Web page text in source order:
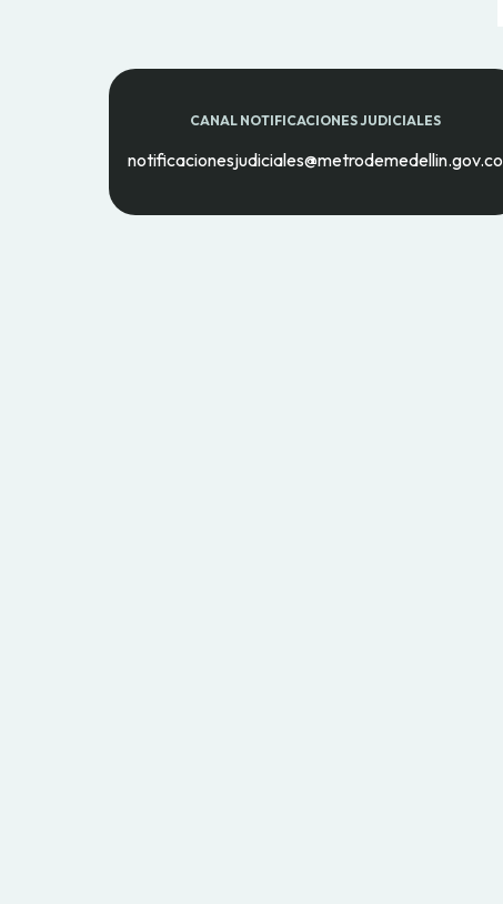
CANAL NOTIFICACIONES JUDICIALES
notificacionesjudiciales@metrodemedellin.gov.co